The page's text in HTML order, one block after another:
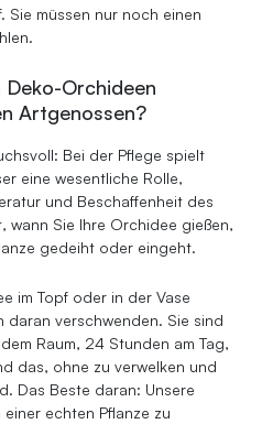
Sie müssen nur noch einen
Orchideen
Artgenossen?
Bei der Pflege spielt
eine wesentliche Rolle,
und Beschaffenheit des
wann Sie Ihre Orchidee gießen,
gedeiht oder eingeht.
im Topf oder in der Vase
daran verschwenden. Sie sind
Raum, 24 Stunden am Tag,
das, ohne zu verwelken und
Das Beste daran: Unsere
echten Pflanze zu